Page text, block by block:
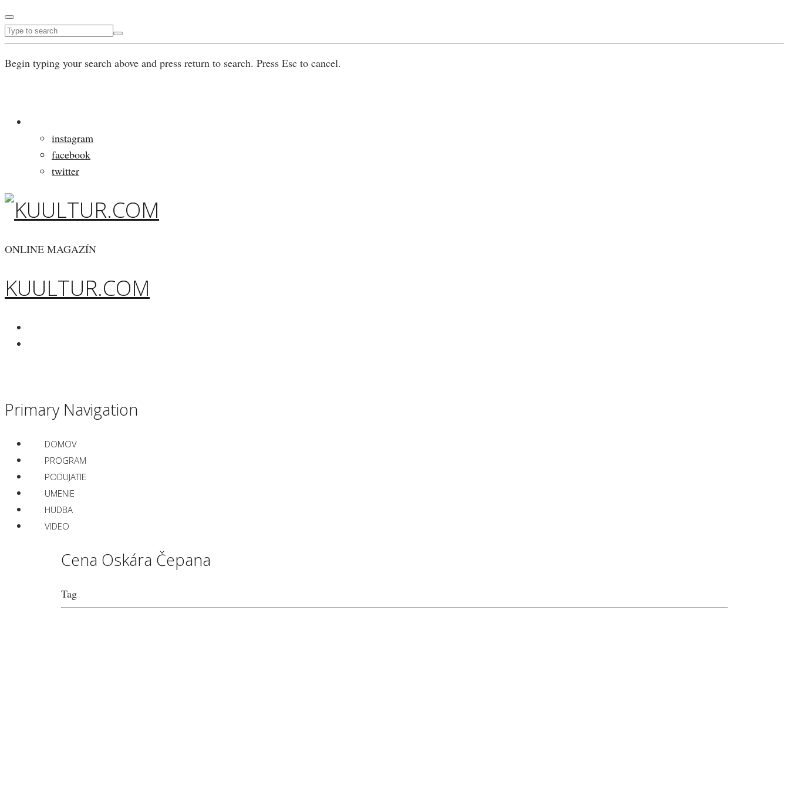
Begin typing your search above and press return to search. Press Esc to cancel.
instagram
facebook
twitter
ONLINE MAGAZÍN
KUULTUR.COM
Primary Navigation
DOMOV
PROGRAM
PODUJATIE
UMENIE
HUDBA
VIDEO
Cena Oskára Čepana
Tag